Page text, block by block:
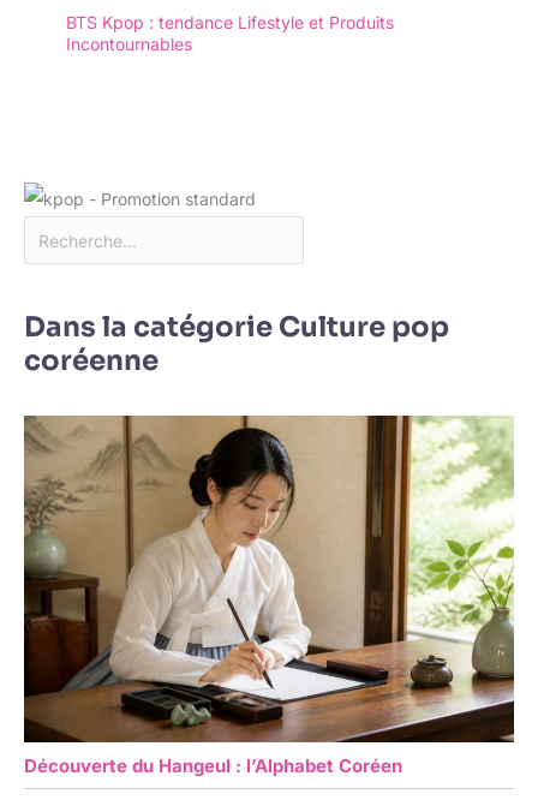
BTS Kpop : tendance Lifestyle et Produits
Incontournables
Dans la catégorie Culture pop
coréenne
Découverte du Hangeul : l’Alphabet Coréen